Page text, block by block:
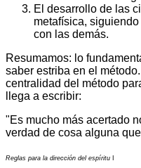
El desarrollo de las
metafísica,
con las demás.
Resumamos: lo
saber estriba en el
centralidad del método
llega a escribir:
"Es mucho más acertado
verdad de cosa alguna
Reglas para la dirección del espíritu